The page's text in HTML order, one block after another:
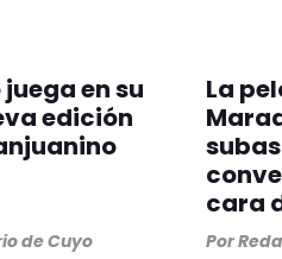
en su
edición
de Cuyo
La
cara
Por